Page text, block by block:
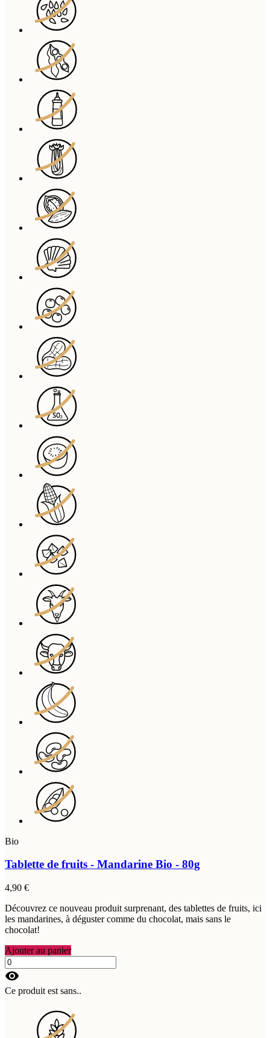
Bio
Tablette de fruits - Mandarine Bio - 80g
4,90 €
Découvrez ce nouveau produit surprenant, des tablettes de fruits, ici
les mandarines, à déguster comme du chocolat, mais sans le
chocolat!
Ajouter au panier
visibility
Ce produit est sans..